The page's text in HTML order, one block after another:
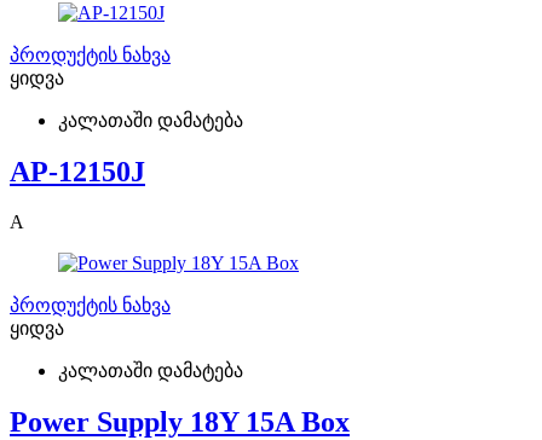
პროდუქტის ნახვა
ყიდვა
კალათაში დამატება
AP-12150J
A
პროდუქტის ნახვა
ყიდვა
კალათაში დამატება
Power Supply 18Y 15A Box